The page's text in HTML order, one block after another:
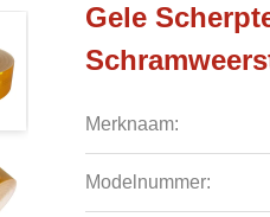
Gele
Merknaam:
Modelnummer: